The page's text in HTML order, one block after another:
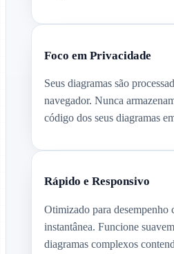
Foco em Privacidade
Seus diagramas são
navegador. Nunca
código dos seus diagramas
Rápido e Responsivo
Otimizado para desempenho
instantânea. Funcione
diagramas complexos